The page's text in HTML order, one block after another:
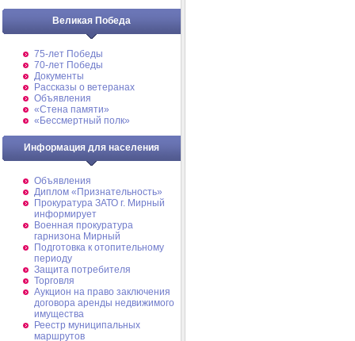
Великая Победа
75-лет Победы
70-лет Победы
Документы
Рассказы о ветеранах
Объявления
«Стена памяти»
«Бессмертный полк»
Информация для населения
Объявления
Диплом «Признательность»
Прокуратура ЗАТО г. Мирный
информирует
Военная прокуратура
гарнизона Мирный
Подготовка к отопительному
периоду
Защита потребителя
Торговля
Аукцион на право заключения
договора аренды недвижимого
имущества
Реестр муниципальных
маршрутов